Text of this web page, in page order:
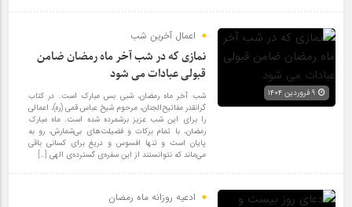
اعمال آخرین شب
نمازی که در شب آخر ماه رمضان ضامن
قبولی عبادات می شود
شب آخر ماه رمضان، شبی بس مبارک است. در کتاب
گرانقدر مفاتیح‌الجنان، مرحوم شیخ عباس قمی (ره)، اعمالی
را برای این شب عزیز برشمرده‌ شده است. ماه مبارک
رمضان، با تمام برکات و فضیلت‌های بی‌شمارش، رو به
پایان است و تنها افسوس و دریغ برای کسانی باقی
می‌ماند که نتوانستند از این سفره‌ی گسترده‌ی الهی […]
ادعیه روزانه ماه رمضان